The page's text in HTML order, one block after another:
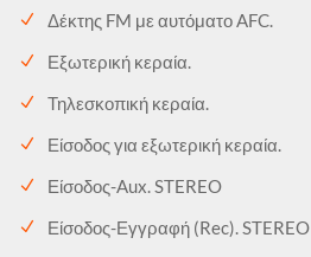
Δέκτης FM με αυτόματο AFC.
Εξωτερική κεραία.
Τηλεσκοπική κεραία.
Είσοδος για εξωτερική κεραία.
Είσοδος-Aux. STEREO
Είσοδος-Εγγραφή (Rec). STEREO